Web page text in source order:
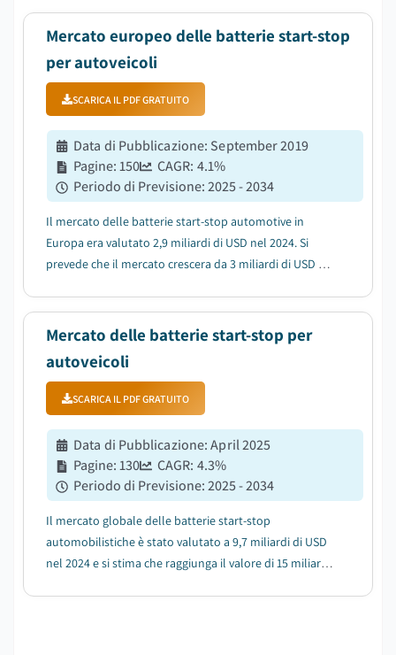
Mercato europeo delle batterie start-stop
per autoveicoli
SCARICA IL PDF GRATUITO
Data di Pubblicazione: September 2019
Pagine:150 CAGR: 4.1%
Periodo di Previsione:2025 - 2034
Il mercato delle batterie start-stop automotive in
Europa era valutato 2,9 miliardi di USD nel 2024. Si
prevede che il mercato crescera da 3 miliardi di USD nel
Mercato delle batterie start-stop per
autoveicoli
SCARICA IL PDF GRATUITO
Data di Pubblicazione:April 2025
Pagine:130 CAGR: 4.3%
Periodo di Previsione:2025 - 2034
Il mercato globale delle batterie start-stop
automobilistiche è stato valutato a 9,7 miliardi di USD
nel 2024 e si stima che raggiunga il valore di 15 miliardi